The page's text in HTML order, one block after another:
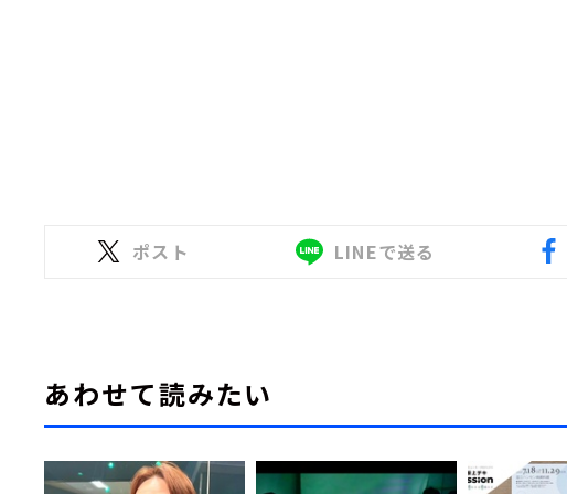
ポスト LINEで送る
あわせて読みたい